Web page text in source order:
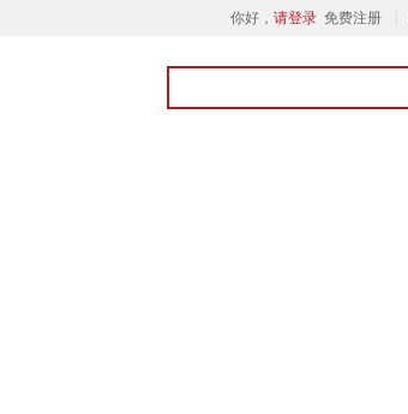
你好， 请登录 免费注册